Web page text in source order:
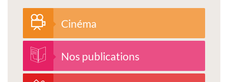
Cinéma
Nos publications